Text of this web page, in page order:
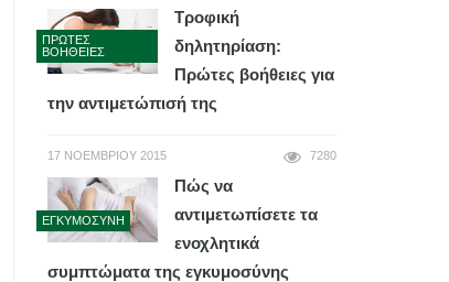
ΠΡΏΤΕΣ
ΒΟΉΘΕΙΕΣ
Τροφική
δηλητηρίαση:
Πρώτες βοήθειες για
την αντιμετώπισή της
17 ΝΟΕΜΒΡΊΟΥ 2015 7280
ΕΓΚΥΜΟΣΎΝΗ
Πώς να
αντιμετωπίσετε τα
ενοχλητικά
συμπτώματα της εγκυμοσύνης